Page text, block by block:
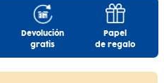
Devolución
gratis
Papel
de regalo